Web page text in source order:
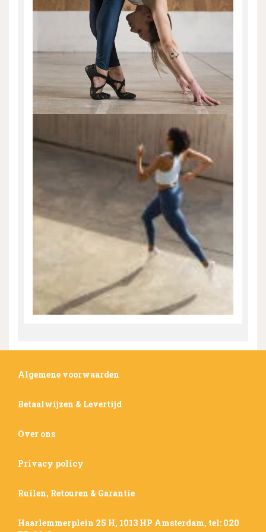
Algemene voorwaarden
Betaalwijzen & Levertijd
Over ons
Privacy policy
Ruilen, Retouren & Garantie
Haarlemmerplein 25 H, 1013 HP Amsterdam, tel: 020